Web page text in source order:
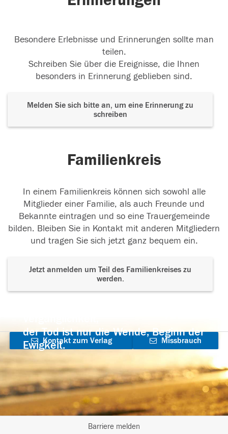
Besondere Erlebnisse und Erinnerungen sollte man
teilen.
Schreiben Sie über die Ereignisse, die Ihnen
besonders in Erinnerung geblieben sind.
Melden Sie sich bitte an, um eine Erinnerung zu
schreiben
Familienkreis
In einem Familienkreis können sich sowohl alle
Mitglieder einer Familie, als auch Freunde und
Bekannte eintragen und so eine Trauergemeinde
bilden. Bleiben Sie in Kontakt mit anderen Mitgliedern
und tragen Sie sich jetzt ganz bequem ein.
Jetzt anmelden um Teil des Familienkreises zu
werden.
der Tod ist nur die Wende, Beginn der
Ewigkeit.
Kontakt zum Verlag
aufnehmen
Missbrauch
Barriere melden